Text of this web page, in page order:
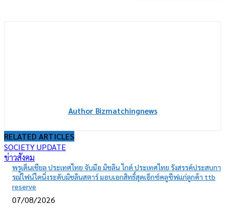
Author Bizmatchingnews
RELATED ARTICLES
SOCIETY UPDATE
ข่าวสังคม
พรูเด็นเชียล ประเทศไทย จับมือ มิชลิน ไกด์ ประเทศไทย รังสรรค์ประสบกา
รณ์ไฟน์ไดนิ่งระดับมิชลินสตาร์ มอบเอกสิทธิ์สุดเอ็กซ์คลูซีฟแก่ลูกค้า ttb
reserve
07/08/2026